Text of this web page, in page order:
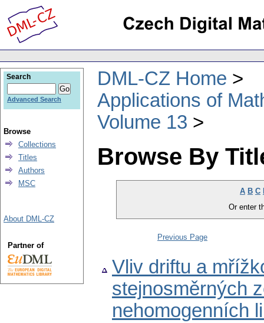
DML-CZ Home
Applications of
Volume 13
Browse By
A B C
Or enter
Previous Page
Vliv driftu a
stejnosměrných
nehomogenních
Search
Advanced Search
Browse
Collections
Titles
Authors
MSC
About DML-CZ
Partner of